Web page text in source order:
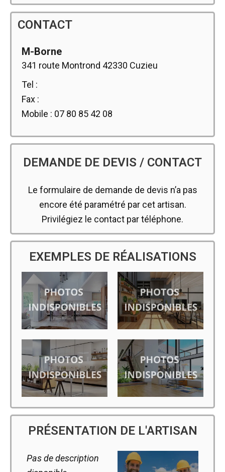
CONTACT
M-Borne
341 route Montrond 42330 Cuzieu
Tel :
Fax :
Mobile : 07 80 85 42 08
DEMANDE DE DEVIS / CONTACT
Le formulaire de demande de devis n’a pas
encore été paramétré par cet artisan.
Privilégiez le contact par téléphone.
EXEMPLES DE RÉALISATIONS
PRÉSENTATION DE L'ARTISAN
Pas de description